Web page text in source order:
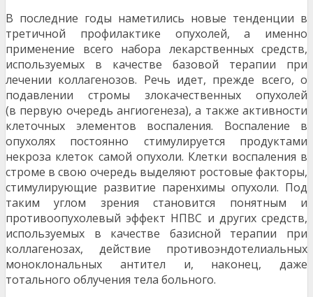
В последние годы наметились новые тенденции в
третичной профилактике опухолей, а именно
применение всего набора лекарственных средств,
используемых в качестве базовой терапии при
лечении коллагенозов. Речь идет, прежде всего, о
подавлении стромы злокачественных опухолей
(в первую очередь ангиогенеза), а также активности
клеточных элементов воспаления. Воспаление в
опухолях постоянно стимулируется продуктами
некроза клеток самой опухоли. Клетки воспаления в
строме в свою очередь выделяют ростовые факторы,
стимулирующие развитие паренхимы опухоли. Под
таким углом зрения становится понятным и
противоопухолевый эффект НПВС и других средств,
используемых в качестве базисной терапии при
коллагенозах, действие противоэндотелиальных
моноклональных антител и, наконец, даже
тотального облучения тела больного.